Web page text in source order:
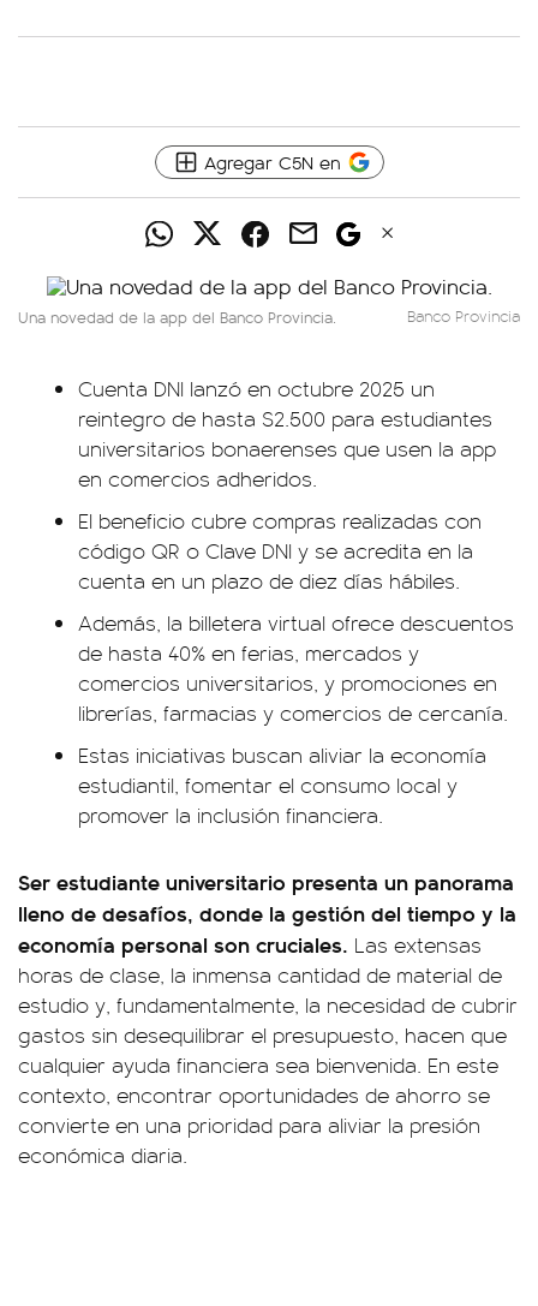
Agregar C5N en
Una novedad de la app del Banco Provincia. Banco Provincia
Cuenta DNI lanzó en octubre 2025 un
reintegro de hasta $2.500 para estudiantes
universitarios bonaerenses que usen la app
en comercios adheridos.
El beneficio cubre compras realizadas con
código QR o Clave DNI y se acredita en la
cuenta en un plazo de diez días hábiles.
Además, la billetera virtual ofrece descuentos
de hasta 40% en ferias, mercados y
comercios universitarios, y promociones en
librerías, farmacias y comercios de cercanía.
Estas iniciativas buscan aliviar la economía
estudiantil, fomentar el consumo local y
promover la inclusión financiera.
Ser estudiante universitario presenta un panorama
lleno de desafíos, donde la gestión del tiempo y la
economía personal son cruciales. Las extensas
horas de clase, la inmensa cantidad de material de
estudio y, fundamentalmente, la necesidad de cubrir
gastos sin desequilibrar el presupuesto, hacen que
cualquier ayuda financiera sea bienvenida. En este
contexto, encontrar oportunidades de ahorro se
convierte en una prioridad para aliviar la presión
económica diaria.